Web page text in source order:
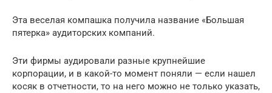
Эта веселая компашка получила название «Большая
пятерка» аудиторских компаний.
Эти фирмы аудировали разные крупнейшие
корпорации, и в какой-то момент поняли — если нашел
косяк в отчетности, то на него можно не только указать,